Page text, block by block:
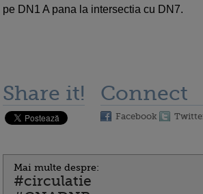
pe DN1 A pana la intersectia cu DN7.
Share it! Connect
Facebook
Mai multe despre:
#circulatie